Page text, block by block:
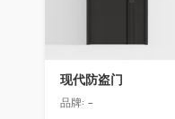
现代防盗门
品牌: -